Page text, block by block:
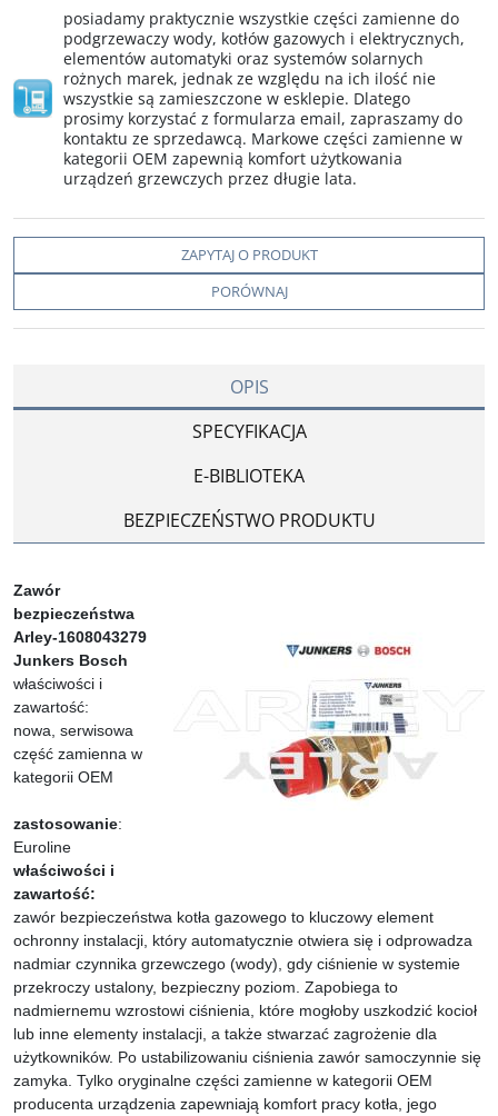
posiadamy praktycznie wszystkie części zamienne do
podgrzewaczy wody, kotłów gazowych i elektrycznych,
elementów automatyki oraz systemów solarnych
rożnych marek, jednak ze względu na ich ilość nie
wszystkie są zamieszczone w esklepie. Dlatego
prosimy korzystać z formularza email, zapraszamy do
kontaktu ze sprzedawcą. Markowe części zamienne w
kategorii OEM zapewnią komfort użytkowania
urządzeń grzewczych przez długie lata.
ZAPYTAJ O PRODUKT
PORÓWNAJ
OPIS
SPECYFIKACJA
E-BIBLIOTEKA
BEZPIECZEŃSTWO PRODUKTU
Zawór
bezpieczeństwa
Arley-1608043279
Junkers Bosch
właściwości i
zawartość:
nowa, serwisowa
część zamienna w
kategorii OEM
zastosowanie:
Euroline
właściwości i
zawartość:
zawór bezpieczeństwa kotła gazowego to kluczowy element
ochronny instalacji, który automatycznie otwiera się i odprowadza
nadmiar czynnika grzewczego (wody), gdy ciśnienie w systemie
przekroczy ustalony, bezpieczny poziom. Zapobiega to
nadmiernemu wzrostowi ciśnienia, które mogłoby uszkodzić kocioł
lub inne elementy instalacji, a także stwarzać zagrożenie dla
użytkowników. Po ustabilizowaniu ciśnienia zawór samoczynnie się
zamyka. Tylko oryginalne części zamienne w kategorii OEM
producenta urządzenia zapewniają komfort pracy kotła, jego